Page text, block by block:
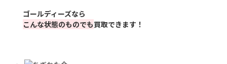
ゴールディーズなら
こんな状態のものでも買取できます！